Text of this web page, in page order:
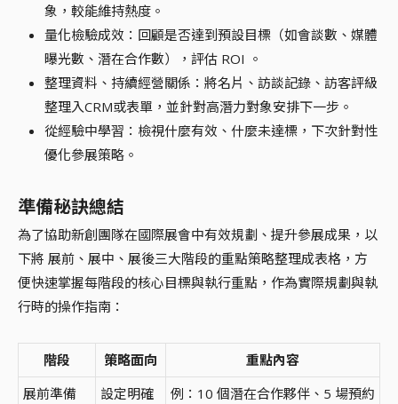
象，較能維持熱度。
量化檢驗成效：回顧是否達到預設目標（如會談數、媒體
曝光數、潛在合作數），評估 ROI 。
整理資料、持續經營關係：將名片、訪談記錄、訪客評級
整理入CRM或表單，並針對高潛力對象安排下一步。
從經驗中學習：檢視什麼有效、什麼未達標，下次針對性
優化參展策略。
準備秘訣總結
為了協助新創團隊在國際展會中有效規劃、提升參展成果，以
下將 展前、展中、展後三大階段的重點策略整理成表格，方
便快速掌握每階段的核心目標與執行重點，作為實際規劃與執
行時的操作指南：
階段 策略面向
重點內容
展前準備
設定明確
例：10 個潛在合作夥伴、5 場預約